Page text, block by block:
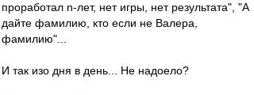
проработал n-лет, нет игры, нет результата", "А
дайте фамилию, кто если не Валера,
фамилию"...
И так изо дня в день... Не надоело?